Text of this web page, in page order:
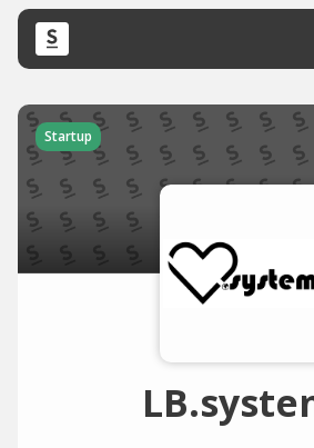
Startup